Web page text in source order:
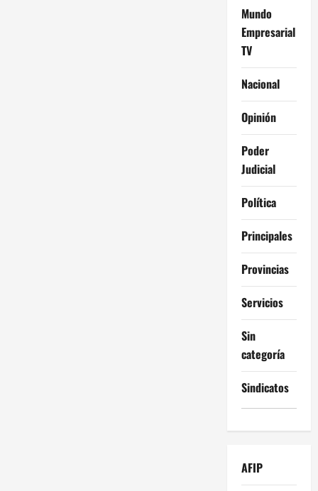
Mundo
Empresarial
TV
Nacional
Opinión
Poder
Judicial
Política
Principales
Provincias
Servicios
Sin
categoría
Sindicatos
AFIP